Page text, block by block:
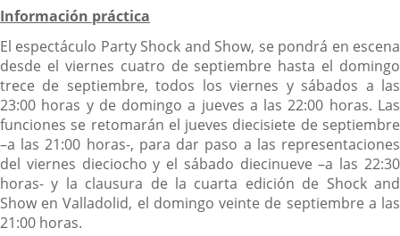
Información práctica
El espectáculo Party Shock and Show, se pondrá en escena
desde el viernes cuatro de septiembre hasta el domingo
trece de septiembre, todos los viernes y sábados a las
23:00 horas y de domingo a jueves a las 22:00 horas. Las
funciones se retomarán el jueves diecisiete de septiembre
–a las 21:00 horas-, para dar paso a las representaciones
del viernes dieciocho y el sábado diecinueve –a las 22:30
horas- y la clausura de la cuarta edición de Shock and
Show en Valladolid, el domingo veinte de septiembre a las
21:00 horas.